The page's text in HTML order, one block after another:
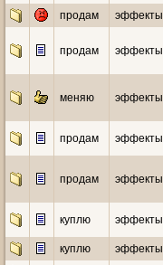
продам эффекты
продам эффекты
меняю эффекты
продам эффекты
продам эффекты
куплю эффекты
куплю эффекты